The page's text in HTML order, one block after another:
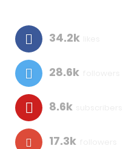
34.2k
28.6k
8.6k
17.3k